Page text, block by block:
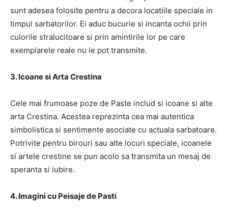
sunt adesea folosite pentru a decora locatiile speciale in
timpul sarbatorilor. Ei aduc bucurie si incanta ochii prin
culorile stralucitoare si prin amintirile lor pe care
exemplarele reale nu le pot transmite.
3. Icoane si Arta Crestina
Cele mai frumoase poze de Paste includ si icoane si alte
arta Crestina. Acestea reprezinta cea mai autentica
simbolistica si sentimente asociate cu actuala sarbatoare.
Potrivite pentru birouri sau alte locuri speciale, icoanele
si artele crestine se pun acolo sa transmita un mesaj de
speranta si iubire.
4. Imagini cu Peisaje de Pasti